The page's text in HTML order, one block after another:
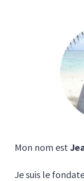
Mon nom est
Je suis le